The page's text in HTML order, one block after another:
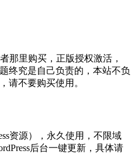
那里购买，正版授权激活，
终究是自己负责的，本站不负
请不要购买使用。
资源），永久使用，不限域
后台一键更新，具体请